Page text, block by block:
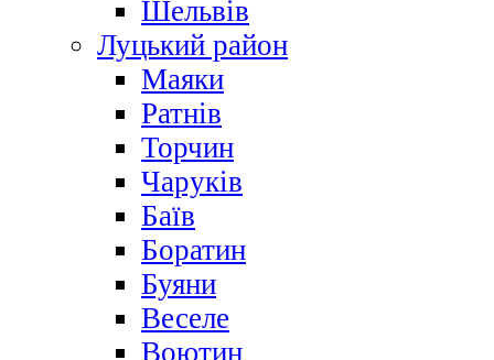
Шельвів
Луцький район
Маяки
Ратнів
Торчин
Чаруків
Баїв
Боратин
Буяни
Веселе
Воютин